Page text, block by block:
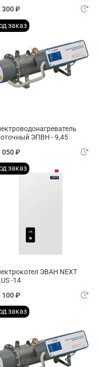
300 ₽
заказ
ЭПВН - 9,45
050 ₽
заказ
ЭВАН NEXT
-14
100 ₽
заказ